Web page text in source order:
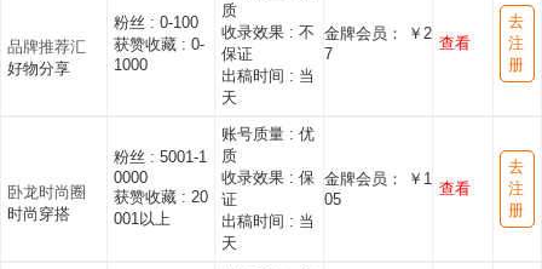
品牌推荐汇
好物分享
粉丝 : 0-100
获赞收藏 : 0-
1000
质
收录效果 : 不
保证
出稿时间 : 当
天
金牌会员： ￥2
7
查看
去
注
册
卧龙时尚圈
时尚穿搭
粉丝 : 5001-1
0000
获赞收藏 : 20
001以上
账号质量 : 优
质
收录效果 : 保
证
出稿时间 : 当
天
金牌会员： ￥1
05
查看
去
注
册